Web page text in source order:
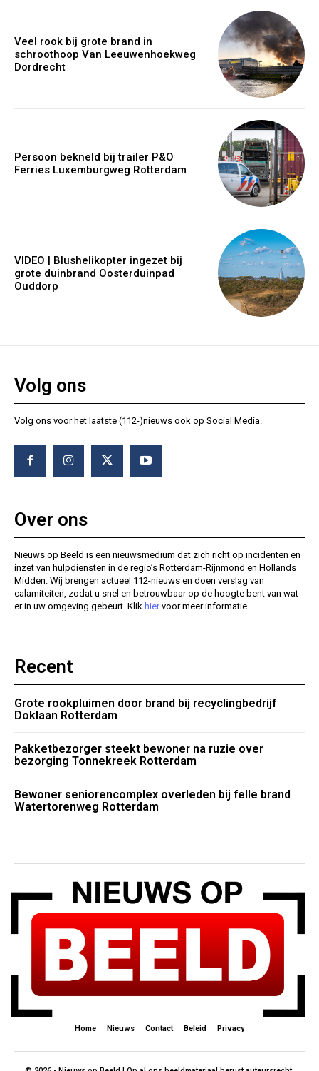
Veel rook bij grote brand in
schroothoop Van Leeuwenhoekweg
Dordrecht
Persoon bekneld bij trailer P&O
Ferries Luxemburgweg Rotterdam
VIDEO | Blushelikopter ingezet bij
grote duinbrand Oosterduinpad
Ouddorp
Volg ons
Volg ons voor het laatste (112-)nieuws ook op Social Media.
Over ons
Nieuws op Beeld is een nieuwsmedium dat zich richt op incidenten en
inzet van hulpdiensten in de regio’s Rotterdam-Rijnmond en Hollands
Midden. Wij brengen actueel 112-nieuws en doen verslag van
calamiteiten, zodat u snel en betrouwbaar op de hoogte bent van wat
er in uw omgeving gebeurt. Klik hiervoor meer informatie.
Recent
Grote rookpluimen door brand bij recyclingbedrijf
Doklaan Rotterdam
Pakketbezorger steekt bewoner na ruzie over
bezorging Tonnekreek Rotterdam
Bewoner seniorencomplex overleden bij felle brand
Watertorenweg Rotterdam
Home Nieuws Contact Beleid Privacy